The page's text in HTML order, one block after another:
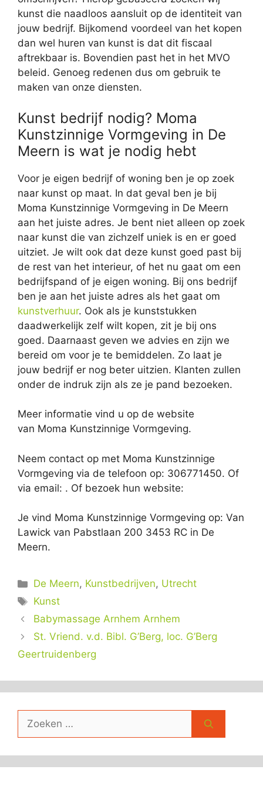
kunst die naadloos aansluit op de identiteit van
jouw bedrijf. Bijkomend voordeel van het kopen
dan wel huren van kunst is dat dit fiscaal
aftrekbaar is. Bovendien past het in het MVO
beleid. Genoeg redenen dus om gebruik te
maken van onze diensten.
Kunst bedrijf nodig? Moma
Kunstzinnige Vormgeving in De
Meern is wat je nodig hebt
Voor je eigen bedrijf of woning ben je op zoek
naar kunst op maat. In dat geval ben je bij
Moma Kunstzinnige Vormgeving in De Meern
aan het juiste adres. Je bent niet alleen op zoek
naar kunst die van zichzelf uniek is en er goed
uitziet. Je wilt ook dat deze kunst goed past bij
de rest van het interieur, of het nu gaat om een
bedrijfspand of je eigen woning. Bij ons bedrijf
ben je aan het juiste adres als het gaat om
kunstverhuur. Ook als je kunststukken
daadwerkelijk zelf wilt kopen, zit je bij ons
goed. Daarnaast geven we advies en zijn we
bereid om voor je te bemiddelen. Zo laat je
jouw bedrijf er nog beter uitzien. Klanten zullen
onder de indruk zijn als ze je pand bezoeken.
Meer informatie vind u op de website
van Moma Kunstzinnige Vormgeving.
Neem contact op met Moma Kunstzinnige
Vormgeving via de telefoon op: 306771450. Of
via email: . Of bezoek hun website:
Je vind Moma Kunstzinnige Vormgeving op: Van
Lawick van Pabstlaan 200 3453 RC in De
Meern.
Categorieën
De Meern, Kunstbedrijven, Utrecht
Tags
Kunst
Babymassage Arnhem Arnhem
St. Vriend. v.d. Bibl. G’Berg, loc. G’Berg
Geertruidenberg
Zoek